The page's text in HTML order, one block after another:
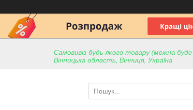
Самовивіз будь-якого товару (можна
Вінницька область, Вінниця, Україна